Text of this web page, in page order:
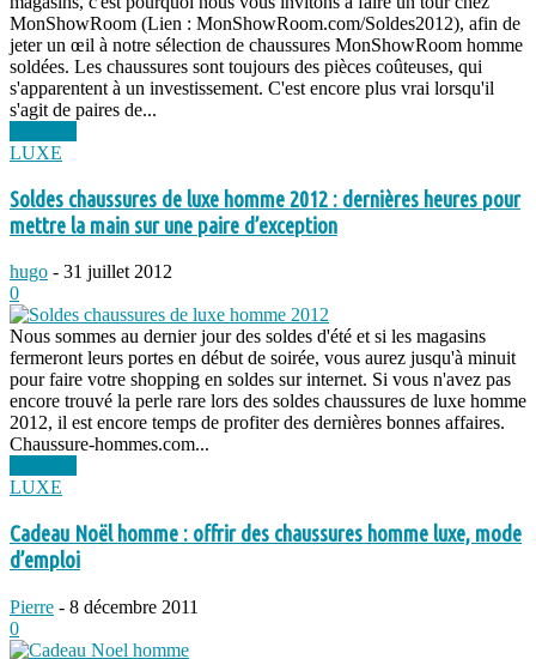
MonShowRoom (Lien : MonShowRoom.com/Soldes2012), afin de
jeter un œil à notre sélection de chaussures MonShowRoom homme
soldées. Les chaussures sont toujours des pièces coûteuses, qui
s'apparentent à un investissement. C'est encore plus vrai lorsqu'il
s'agit de paires de...
LUXE
Soldes chaussures de luxe homme 2012 : dernières heures pour
mettre la main sur une paire d’exception
hugo - 31 juillet 2012
0
Nous sommes au dernier jour des soldes d'été et si les magasins
fermeront leurs portes en début de soirée, vous aurez jusqu'à minuit
pour faire votre shopping en soldes sur internet. Si vous n'avez pas
encore trouvé la perle rare lors des soldes chaussures de luxe homme
2012, il est encore temps de profiter des dernières bonnes affaires.
Chaussure-hommes.com...
LUXE
Cadeau Noël homme : offrir des chaussures homme luxe, mode
d’emploi
Pierre - 8 décembre 2011
0